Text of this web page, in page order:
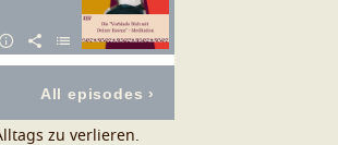
zu verlieren.